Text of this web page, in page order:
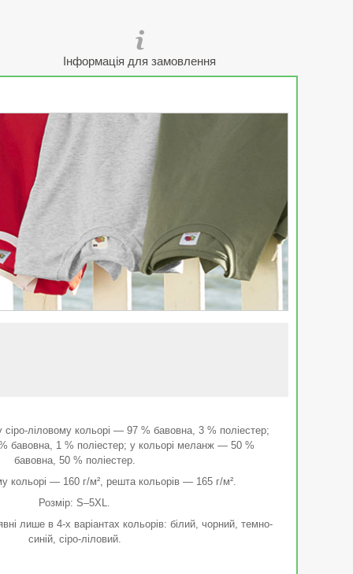
Інформація для замовлення
ліловому кольорі — 97 % бавовна, 3 % поліестер;
бавовна, 1 % поліестер; у кольорі меланж — 50 %
бавовна, 50 % поліестер.
кольорі — 160 г/м², решта кольорів — 165 г/м².
Розмір: S–5XL.
лише в 4-х варіантах кольорів: білий, чорний, темно-
синій, сіро-ліловий.